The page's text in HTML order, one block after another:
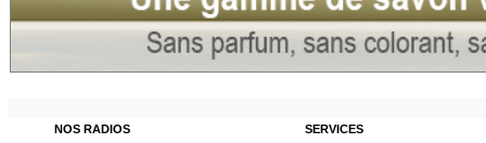
NOS RADIOS SERVICES